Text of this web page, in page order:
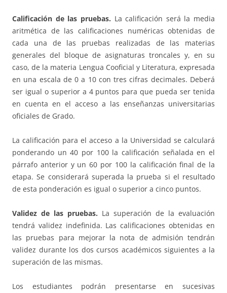
Calificación de las pruebas. La calificación será la media
aritmética de las calificaciones numéricas obtenidas de
cada una de las pruebas realizadas de las materias
generales del bloque de asignaturas troncales y, en su
caso, de la materia Lengua Cooficial y Literatura, expresada
en una escala de 0 a 10 con tres cifras decimales. Deberá
ser igual o superior a 4 puntos para que pueda ser tenida
en cuenta en el acceso a las enseñanzas universitarias
oficiales de Grado.
La calificación para el acceso a la Universidad se calculará
ponderando un 40 por 100 la calificación señalada en el
párrafo anterior y un 60 por 100 la calificación final de la
etapa. Se considerará superada la prueba si el resultado
de esta ponderación es igual o superior a cinco puntos.
Validez de las pruebas. La superación de la evaluación
tendrá validez indefinida. Las calificaciones obtenidas en
las pruebas para mejorar la nota de admisión tendrán
validez durante los dos cursos académicos siguientes a la
superación de las mismas.
Los estudiantes podrán presentarse en sucesivas